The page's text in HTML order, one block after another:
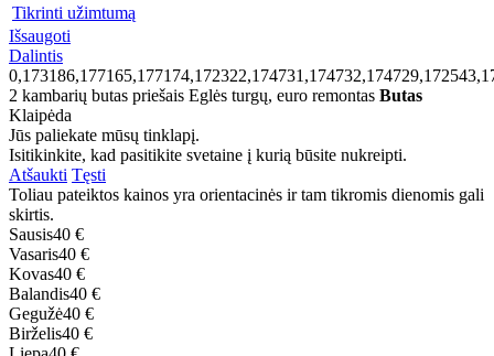
Tikrinti užimtumą
Išsaugoti
Dalintis
2 kambarių butas priešais Eglės turgų, euro remontas Butas
Klaipėda
Jūs paliekate mūsų tinklapį.
Isitikinkite, kad pasitikite svetaine į kurią būsite nukreipti.
Atšaukti Tęsti
Toliau pateiktos kainos yra orientacinės ir tam tikromis dienomis gali
skirtis.
Sausis40 €
Vasaris40 €
Kovas40 €
Balandis40 €
Gegužė40 €
Birželis40 €